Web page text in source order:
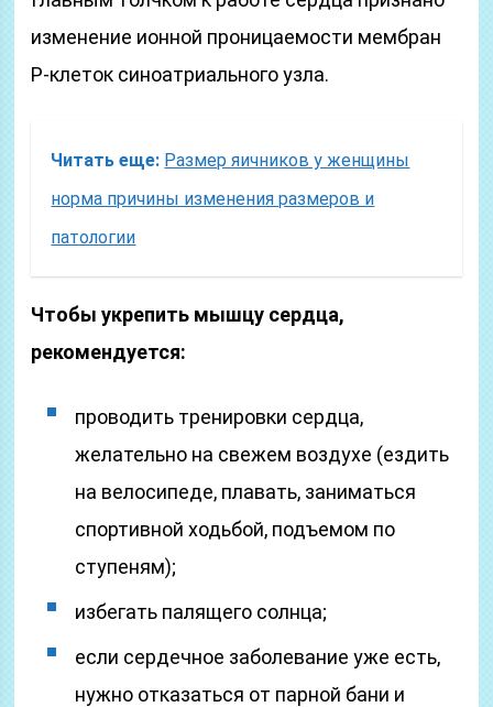
изменение ионной проницаемости мембран
P-клеток синоатриального узла.
Читать еще: Размер яичников у женщины
норма причины изменения размеров и
патологии
Чтобы укрепить мышцу сердца,
рекомендуется:
проводить тренировки сердца,
желательно на свежем воздухе (ездить
на велосипеде, плавать, заниматься
спортивной ходьбой, подъемом по
ступеням);
избегать палящего солнца;
если сердечное заболевание уже есть,
нужно отказаться от парной бани и